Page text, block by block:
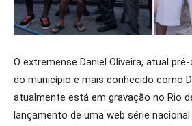
O extremense Daniel Oliveira, atual
do município e mais conhecido como
atualmente está em gravação no Rio
lançamento de uma web série